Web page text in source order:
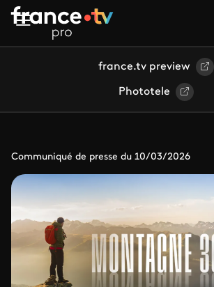
Aller au contenu principal
france.tv preview
Phototele
Communiqué de presse du 10/03/2026